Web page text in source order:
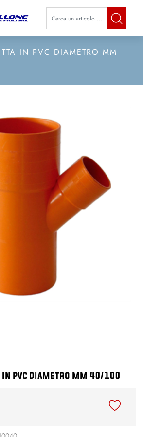
La modifica di un filtro
IN PVC DIAMETRO MM
in pvc diametro mm 40/100